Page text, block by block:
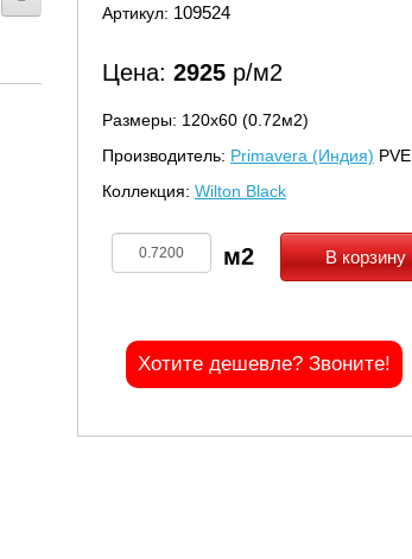
Артикул: 109524
Цена: 2925 р/м2
Размеры: 120х60 (0.72м2)
Производитель: Primavera (Индия) PVE
Коллекция: Wilton Black
В корзину
Хотите дешевле? Звоните!